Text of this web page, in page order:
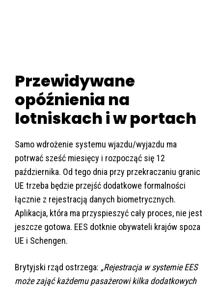
Przewidywane
opóźnienia na
lotniskach i w portach
Samo wdrożenie systemu wjazdu/wyjazdu ma
potrwać sześć miesięcy i rozpocząć się 12
października. Od tego dnia przy przekraczaniu granic
UE trzeba będzie przejść dodatkowe formalności
łącznie z rejestracją danych biometrycznych.
Aplikacja, która ma przyspieszyć cały proces, nie jest
jeszcze gotowa. EES dotknie obywateli krajów spoza
UE i Schengen.
Brytyjski rząd ostrzega: „Rejestracja w systemie EES
może zająć każdemu pasażerowi kilka dodatkowych